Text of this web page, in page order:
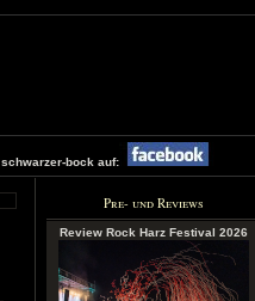
schwarzer-bock auf:
Pre- und Reviews
Review Rock Harz Festival 2026